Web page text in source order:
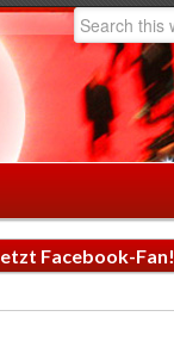
Facebook-Fan!